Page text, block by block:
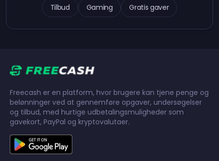
Tilbud Gaming Gratis gaver
Freecash er en platform, hvor brugere kan tjene penge og
belønninger ved at gennemføre opgaver, undersøgelser
og tilbud, med hurtige udbetalingsmuligheder som
gavekort, PayPal og kryptovalutaer.